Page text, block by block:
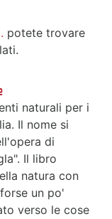
potete trovare
naturali per i
Il nome si
di
Il libro
natura con
un po'
verso le cose